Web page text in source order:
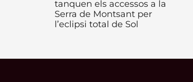
tanquen els accessos a la
Serra de Montsant per
l’eclipsi total de Sol